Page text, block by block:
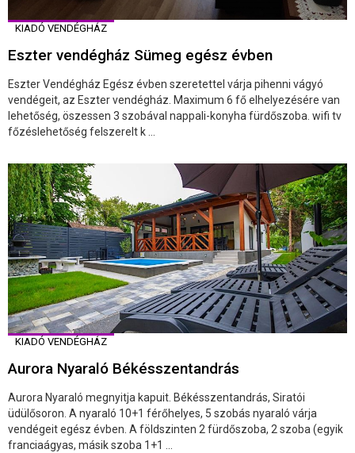
KIADÓ VENDÉGHÁZ
Eszter vendégház Sümeg egész évben
Eszter Vendégház Egész évben szeretettel várja pihenni vágyó
vendégeit, az Eszter vendégház. Maximum 6 fő elhelyezésére van
lehetőség, öszessen 3 szobával nappali-konyha fürdőszoba. wifi tv
főzéslehetőség felszerelt k ...
KIADÓ VENDÉGHÁZ
Aurora Nyaraló Békésszentandrás
Aurora Nyaraló megnyitja kapuit. Békésszentandrás, Siratói
üdülősoron. A nyaraló 10+1 férőhelyes, 5 szobás nyaraló várja
vendégeit egész évben. A földszinten 2 fürdőszoba, 2 szoba (egyik
franciaágyas, másik szoba 1+1 ...